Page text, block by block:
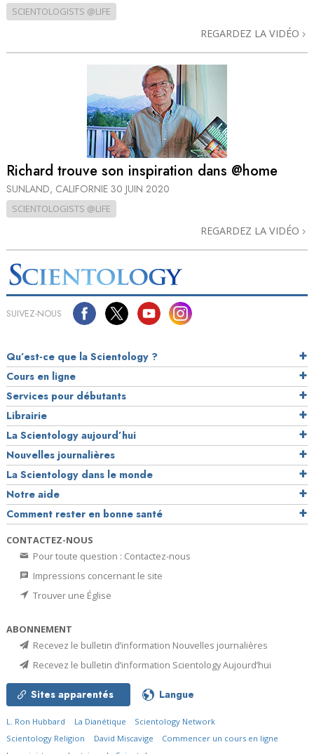
SCIENTOLOGISTS @LIFE
REGARDEZ LA VIDÉO
Richard trouve son inspiration dans @home
SUNLAND, CALIFORNIE 30 JUIN 2020
SCIENTOLOGISTS @LIFE
REGARDEZ LA VIDÉO
SUIVEZ-NOUS
Qu’est-ce que la Scientology ?
Cours en ligne
Services pour débutants
Librairie
La Scientology aujourd’hui
Nouvelles journalières
La Scientology dans le monde
Notre aide
Comment rester en bonne santé
CONTACTEZ-NOUS
Pour toute question : Contactez-nous
Impressions concernant le site
Trouver une Église
ABONNEMENT
Recevez le bulletin d’information Nouvelles journalières
Recevez le bulletin d’information Scientology Aujourd’hui
Sites apparentés Langue
L. Ron Hubbard La Dianétique
Scientology Network
Scientology Religion
David Miscavige
Commencer un cours en ligne